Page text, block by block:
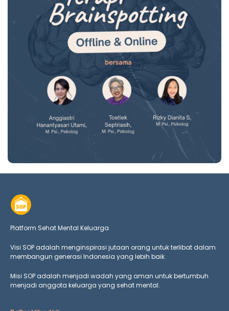
Platform Sehat Mental Keluarga
Visi SOP adalah menginspirasi jutaan orang untuk terlibat dalam
membangun generasi Indonesia yang lebih baik.
Misi SOP adalah menjadi wadah yang aman untuk bertumbuh
menjadi anggota keluarga yang sehat mental.